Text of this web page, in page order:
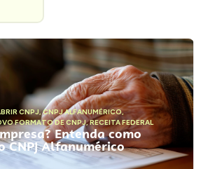
CNPJ,CNPJ ALFANUMÉRICO,
FORMATO DE CNPJ,RECEITA FEDERAL
Entenda como
CNPJ Alfanumérico